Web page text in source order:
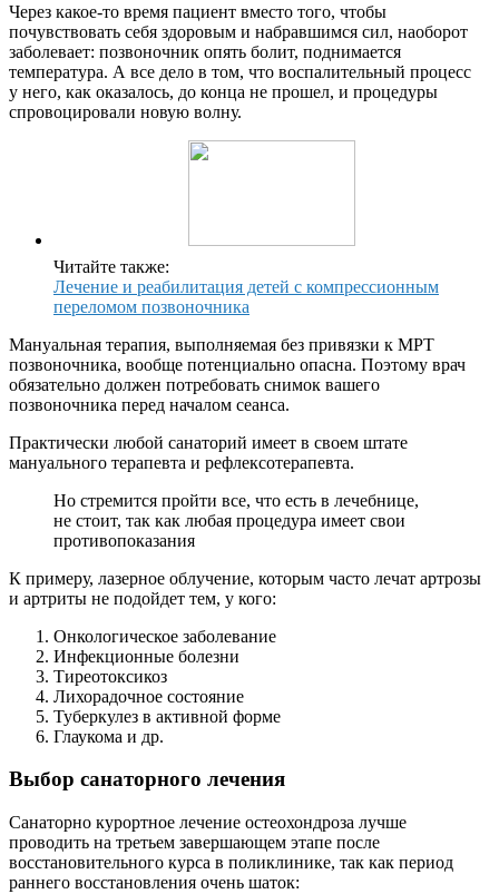
Через какое-то время пациент вместо того, чтобы
почувствовать себя здоровым и набравшимся сил, наоборот
заболевает: позвоночник опять болит, поднимается
температура. А все дело в том, что воспалительный процесс
у него, как оказалось, до конца не прошел, и процедуры
спровоцировали новую волну.
Читайте также:
Лечение и реабилитация детей с компрессионным
переломом позвоночника
Мануальная терапия, выполняемая без привязки к МРТ
позвоночника, вообще потенциально опасна. Поэтому врач
обязательно должен потребовать снимок вашего
позвоночника перед началом сеанса.
Практически любой санаторий имеет в своем штате
мануального терапевта и рефлексотерапевта.
Но стремится пройти все, что есть в лечебнице,
не стоит, так как любая процедура имеет свои
противопоказания
К примеру, лазерное облучение, которым часто лечат артрозы
и артриты не подойдет тем, у кого:
Онкологическое заболевание
Инфекционные болезни
Тиреотоксикоз
Лихорадочное состояние
Туберкулез в активной форме
Глаукома и др.
Выбор санаторного лечения
Санаторно курортное лечение остеохондроза лучше
проводить на третьем завершающем этапе после
восстановительного курса в поликлинике, так как период
раннего восстановления очень шаток: